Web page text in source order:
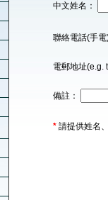
中文姓名：
聯絡電話(手電
電郵地址(e.g.
備註：
* 請提供姓名